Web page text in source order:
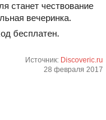
станет чествование
вечеринка.
бесплатен.
Источник: Discoveric.ru
28 февраля 2017